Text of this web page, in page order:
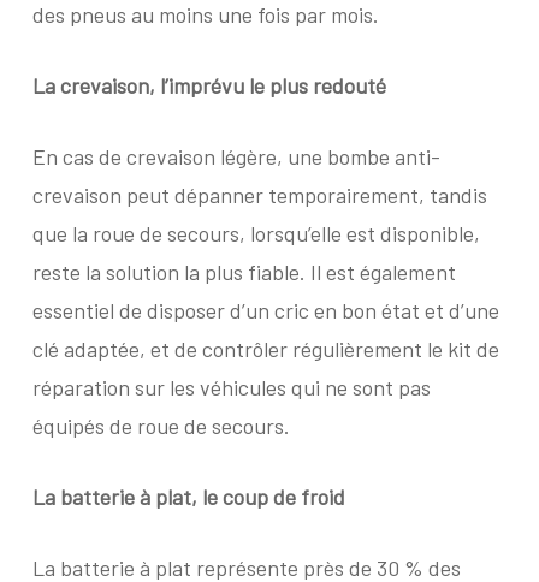
des pneus au moins une fois par mois.
La crevaison, l’imprévu le plus redouté
En cas de crevaison légère, une bombe anti-
crevaison peut dépanner temporairement, tandis
que la roue de secours, lorsqu’elle est disponible,
reste la solution la plus fiable. Il est également
essentiel de disposer d’un cric en bon état et d’une
clé adaptée, et de contrôler régulièrement le kit de
réparation sur les véhicules qui ne sont pas
équipés de roue de secours.
La batterie à plat, le coup de froid
La batterie à plat représente près de 30 % des